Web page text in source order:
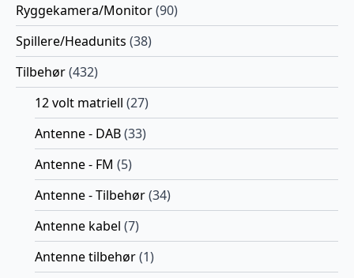
Ryggekamera/Monitor(90)
Spillere/Headunits (38)
Tilbehør(432)
12 volt matriell (27)
Antenne - DAB(33)
Antenne - FM (5)
Antenne - Tilbehør(34)
Antenne kabel (7)
Antenne tilbehør(1)